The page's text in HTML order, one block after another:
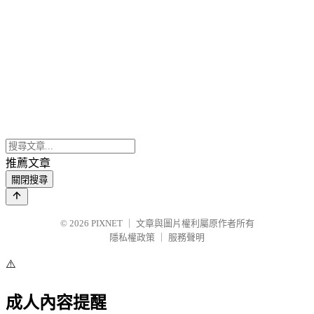
推薦文章
關閉搜尋
© 2026 PIXNET
文章與圖片權利屬原作者所有
隱私權政策
服務聲明
⚠️
成人內容提醒